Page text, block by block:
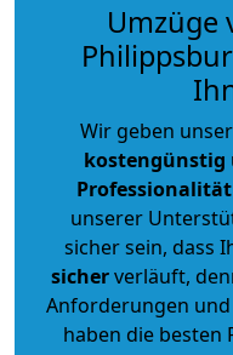
Umzüge
Wir geben
kostengünstig
Professionalität
unserer
sicher sein, dass
sicherverläuft,
Anforderungen
haben die besten